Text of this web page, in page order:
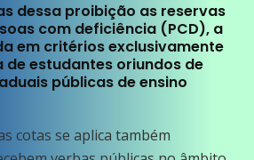
dessa proibição as reservas
com deficiência (PCD), a
em critérios exclusivamente
de estudantes oriundos de
públicas de ensino
cotas se aplica também